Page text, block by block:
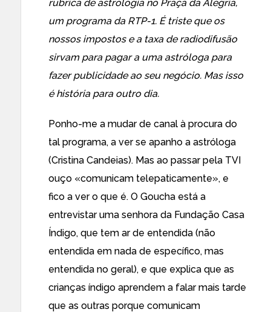
rubrica de astrologia no Praça da Alegria,
um programa da RTP-1. É triste que os
nossos impostos e a taxa de radiodifusão
sirvam para pagar a uma astróloga para
fazer publicidade ao seu negócio. Mas isso
é história para outro dia.
Ponho-me a mudar de canal à procura do
tal programa, a ver se apanho a astróloga
(Cristina Candeias). Mas ao passar pela TVI
ouço «comunicam telepaticamente», e
fico a ver o que é. O Goucha está a
entrevistar uma senhora da Fundação Casa
Índigo, que tem ar de entendida (não
entendida em nada de específico, mas
entendida no geral), e que explica que as
crianças índigo aprendem a falar mais tarde
que as outras porque comunicam